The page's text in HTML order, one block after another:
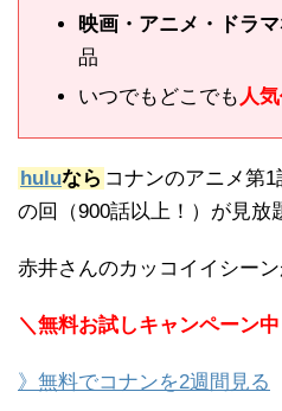
映画・アニメ・ドラ
品
いつでもどこでも 人
huluなら コナンのアニメ第
の回（900話以上！）が見放
赤井さんのカッコイイシー
＼無料お試しキャンペーン
》無料でコナンを2週間見る